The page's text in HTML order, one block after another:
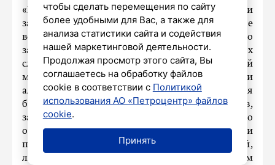
«И в случае с аллергией, и в случае с вирусными
заболеваниями симптомы проявляются прежде
всего со стороны органов дыхания. Это
заложенность носа, чихание, в некоторых
случаях зуд слизистой носоглотки, сухой
мучительный кашель при присоединении
аллергического трахеита, ну и сезонная
бронхиальная астма в виде приступов,
затрудненного дыхания и даже удушья. Обычно
острые респираторные вирусные инфекции
протекают с повышенной температурой,
лихорадкой, что не свойственно аллергическим
чтобы сделать перемещения по сайту
более удобными для Вас, а также для
анализа статистики сайта и содействия
нашей маркетинговой деятельности.
Продолжая просмотр этого сайта, Вы
соглашаетесь на обработку файлов
cookie в соответствии с Политикой
использования АО «Петроцентр» файлов
cookie.
Принять